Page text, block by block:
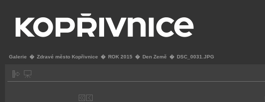
Galerie � Zdravé město Kopřivnice � ROK 2015 � Den Země � DSC_0031.JPG